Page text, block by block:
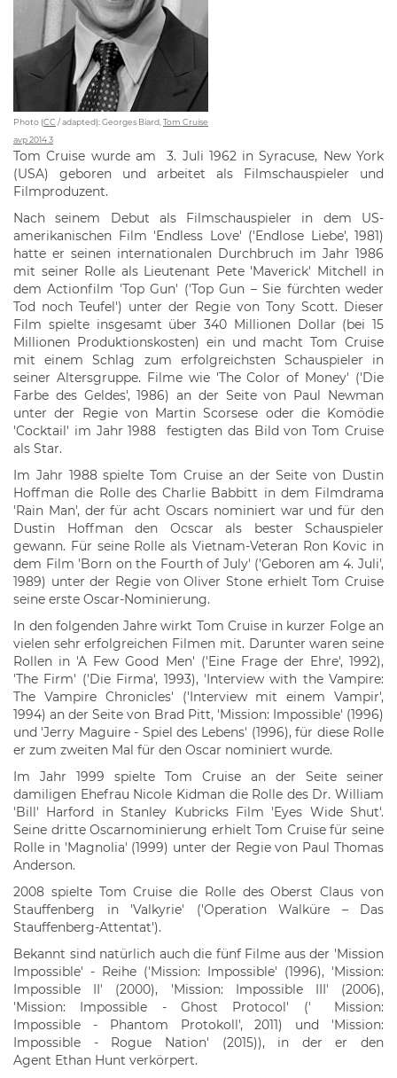
Photo (CC / adapted): Georges Biard,Tom Cruise
avp 2014 3
Tom Cruise wurde am 3. Juli 1962 in Syracuse, New York
(USA) geboren und arbeitet als Filmschauspieler und
Filmproduzent.
Nach seinem Debut als Filmschauspieler in dem US-
amerikanischen Film 'Endless Love' ('Endlose Liebe', 1981)
hatte er seinen internationalen Durchbruch im Jahr 1986
mit seiner Rolle als Lieutenant Pete 'Maverick' Mitchell in
dem Actionfilm 'Top Gun' ('Top Gun – Sie fürchten weder
Tod noch Teufel') unter der Regie von Tony Scott. Dieser
Film spielte insgesamt über 340 Millionen Dollar (bei 15
Millionen Produktionskosten) ein und macht Tom Cruise
mit einem Schlag zum erfolgreichsten Schauspieler in
seiner Altersgruppe. Filme wie 'The Color of Money' ('Die
Farbe des Geldes', 1986) an der Seite von Paul Newman
unter der Regie von Martin Scorsese oder die Komödie
'Cocktail' im Jahr 1988 festigten das Bild von Tom Cruise
als Star.
Im Jahr 1988 spielte Tom Cruise an der Seite von Dustin
Hoffman die Rolle des Charlie Babbitt in dem Filmdrama
'Rain Man', der für acht Oscars nominiert war und für den
Dustin Hoffman den Ocscar als bester Schauspieler
gewann. Für seine Rolle als Vietnam-Veteran Ron Kovic in
dem Film 'Born on the Fourth of July' ('Geboren am 4. Juli',
1989) unter der Regie von Oliver Stone erhielt Tom Cruise
seine erste Oscar-Nominierung.
In den folgenden Jahre wirkt Tom Cruise in kurzer Folge an
vielen sehr erfolgreichen Filmen mit. Darunter waren seine
Rollen in 'A Few Good Men' ('Eine Frage der Ehre', 1992),
'The Firm' ('Die Firma', 1993), 'Interview with the Vampire:
The Vampire Chronicles' ('Interview mit einem Vampir',
1994) an der Seite von Brad Pitt, 'Mission: Impossible' (1996)
und 'Jerry Maguire - Spiel des Lebens' (1996), für diese Rolle
er zum zweiten Mal für den Oscar nominiert wurde.
Im Jahr 1999 spielte Tom Cruise an der Seite seiner
damiligen Ehefrau Nicole Kidman die Rolle des Dr. William
'Bill' Harford in Stanley Kubricks Film 'Eyes Wide Shut'.
Seine dritte Oscarnominierung erhielt Tom Cruise für seine
Rolle in 'Magnolia' (1999) unter der Regie von Paul Thomas
Anderson.
2008 spielte Tom Cruise die Rolle des Oberst Claus von
Stauffenberg in 'Valkyrie' ('Operation Walküre – Das
Stauffenberg-Attentat').
Bekannt sind natürlich auch die fünf Filme aus der 'Mission
Impossible' - Reihe ('Mission: Impossible' (1996), 'Mission:
Impossible II' (2000), 'Mission: Impossible III' (2006),
'Mission: Impossible - Ghost Protocol' ('
Mission:
Impossible - Phantom Protokoll', 2011) und 'Mission:
Impossible - Rogue Nation' (2015)), in der er den
Agent Ethan Hunt verkörpert.